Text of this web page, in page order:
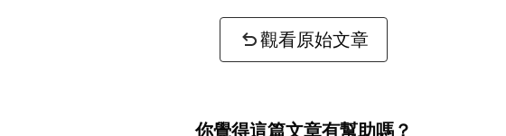
觀看原始文章
你覺得這篇文章有幫助嗎？